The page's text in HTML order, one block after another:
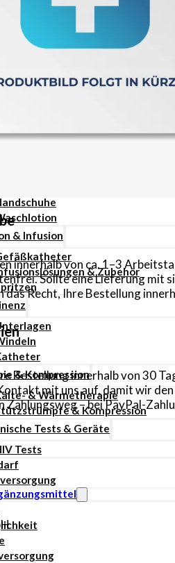
Pen Nadeln
Stechhilfen
& Trinkhilfen
& Pflege
& Infusion
& Zubehör
& Kompression
& Wärmetherapie
& Kompression
Tests & Geräte
Tests
innerhalb von ca. 1–3
Sollte eine Lieferung mit
das Recht, Ihre Bestellung
Bestellung innerhalb von 30
mit uns auf, damit wir
Zahlungsweg – bei PayPal-